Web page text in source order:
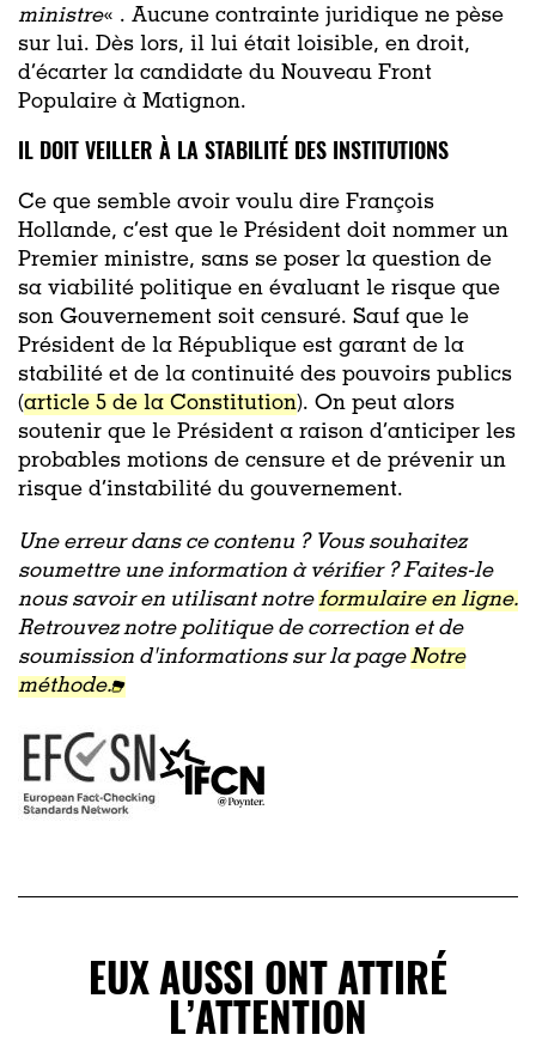
ministre« . Aucune contrainte juridique ne pèse
sur lui. Dès lors, il lui était loisible, en droit,
d’écarter la candidate du Nouveau Front
Populaire à Matignon.
IL DOIT VEILLER À LA STABILITÉ DES INSTITUTIONS
Ce que semble avoir voulu dire François
Hollande, c’est que le Président doit nommer un
Premier ministre, sans se poser la question de
sa viabilité politique en évaluant le risque que
son Gouvernement soit censuré. Sauf que le
Président de la République est garant de la
stabilité et de la continuité des pouvoirs publics
(article 5 de la Constitution). On peut alors
soutenir que le Président a raison d’anticiper les
probables motions de censure et de prévenir un
risque d’instabilité du gouvernement.
Une erreur dans ce contenu ? Vous souhaitez
soumettre une information à vérifier ? Faites-le
nous savoir en utilisant notreformulaire en ligne.
Retrouvez notre politique de correction et de
soumission d'informations sur la pageNotre
méthode.
EUX AUSSI ONT ATTIRÉ
L’ATTENTION